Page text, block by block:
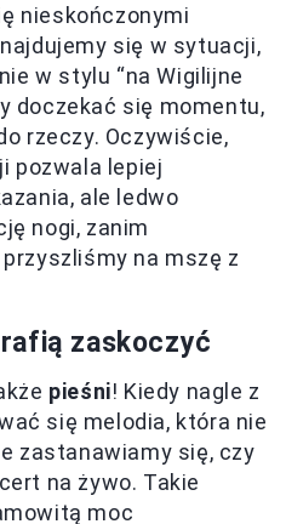
nieskończonymi
się w sytuacji,
w stylu “na Wigilijne
doczekać się momentu,
rzeczy. Oczywiście,
pozwala lepiej
ale ledwo
nogi, zanim
na mszę z
zaskoczyć
pieśni! Kiedy nagle z
się melodia, która nie
zastanawiamy się, czy
na żywo. Takie
moc